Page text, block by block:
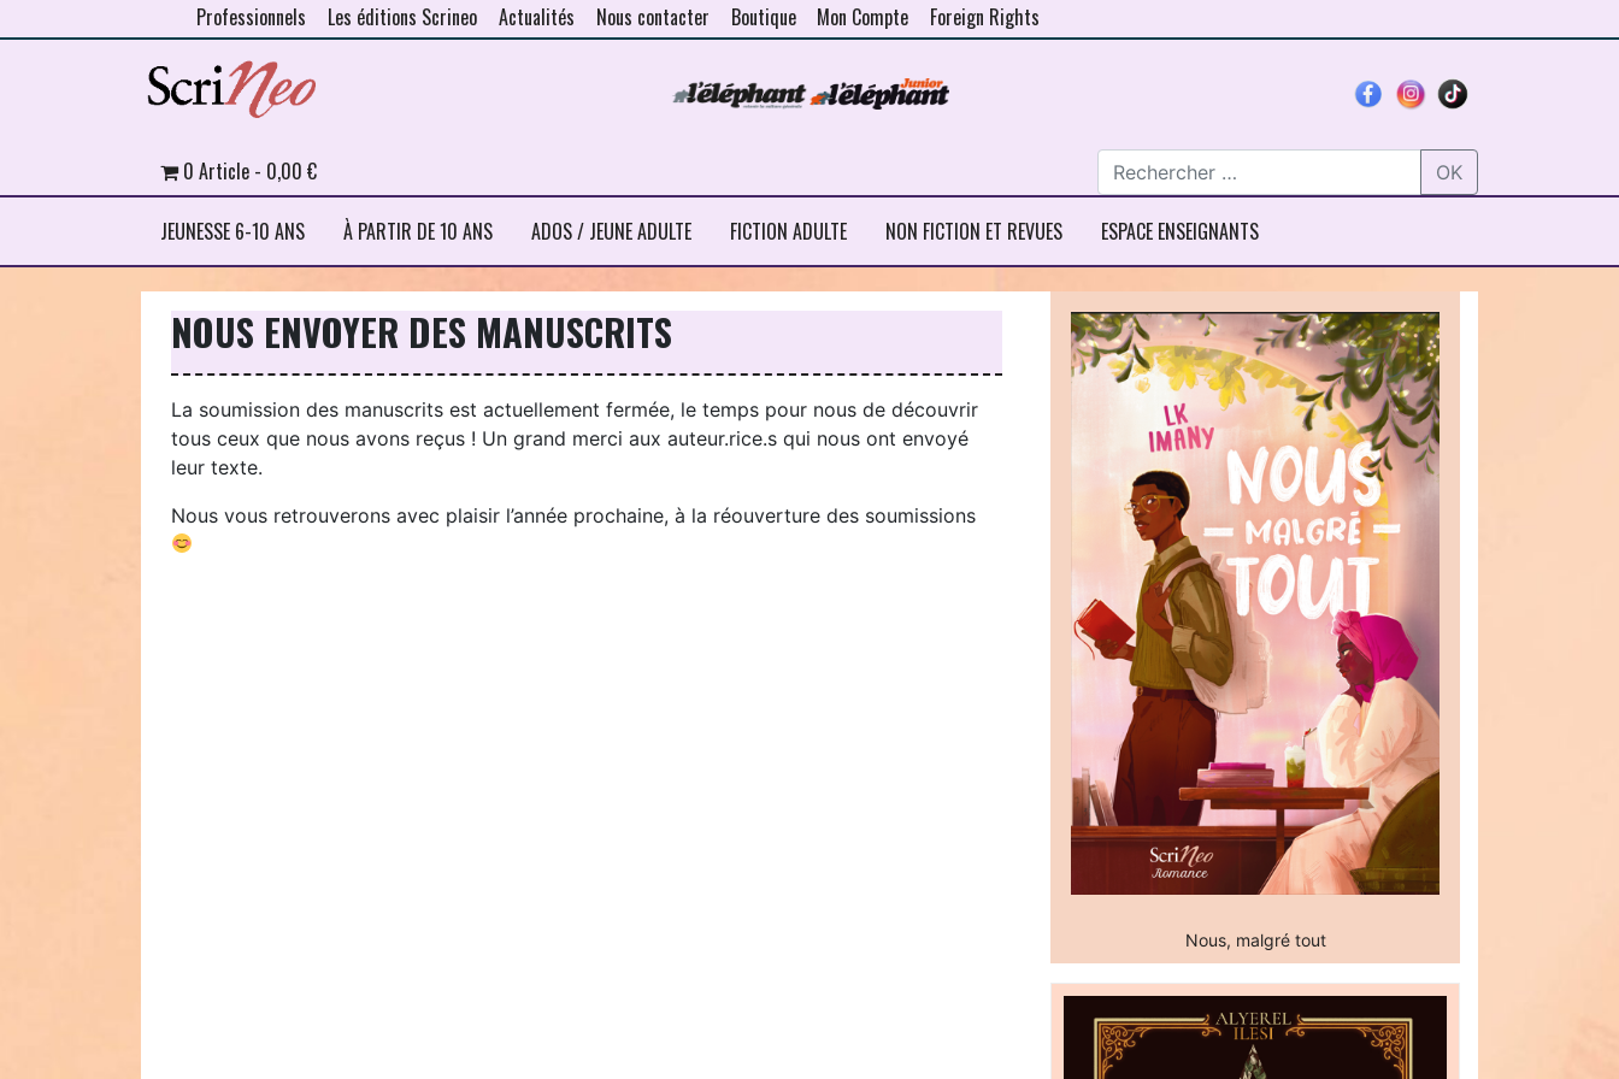
Professionnels Les éditions Scrineo Actualités Nous contacter Boutique Mon Compte Foreign Rights
OK
JEUNESSE 6-10 ANS À PARTIR DE 10 ANS ADOS / JEUNE ADULTE FICTION ADULTE NON FICTION ET REVUES ESPACE ENSEIGNANTS
0 Article 0,00 €
NOUS ENVOYER DES MANUSCRITS
La soumission des manuscrits est actuellement fermée, le temps pour nous de découvrir
tous ceux que nous avons reçus ! Un grand merci aux auteur.rice.s qui nous ont envoyé
leur texte.
Nous vous retrouverons avec plaisir l’année prochaine, à la réouverture des soumissions
Nous, malgré tout